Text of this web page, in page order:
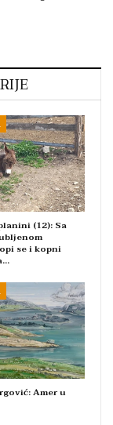
(12): Sa
se i kopni
Amer u